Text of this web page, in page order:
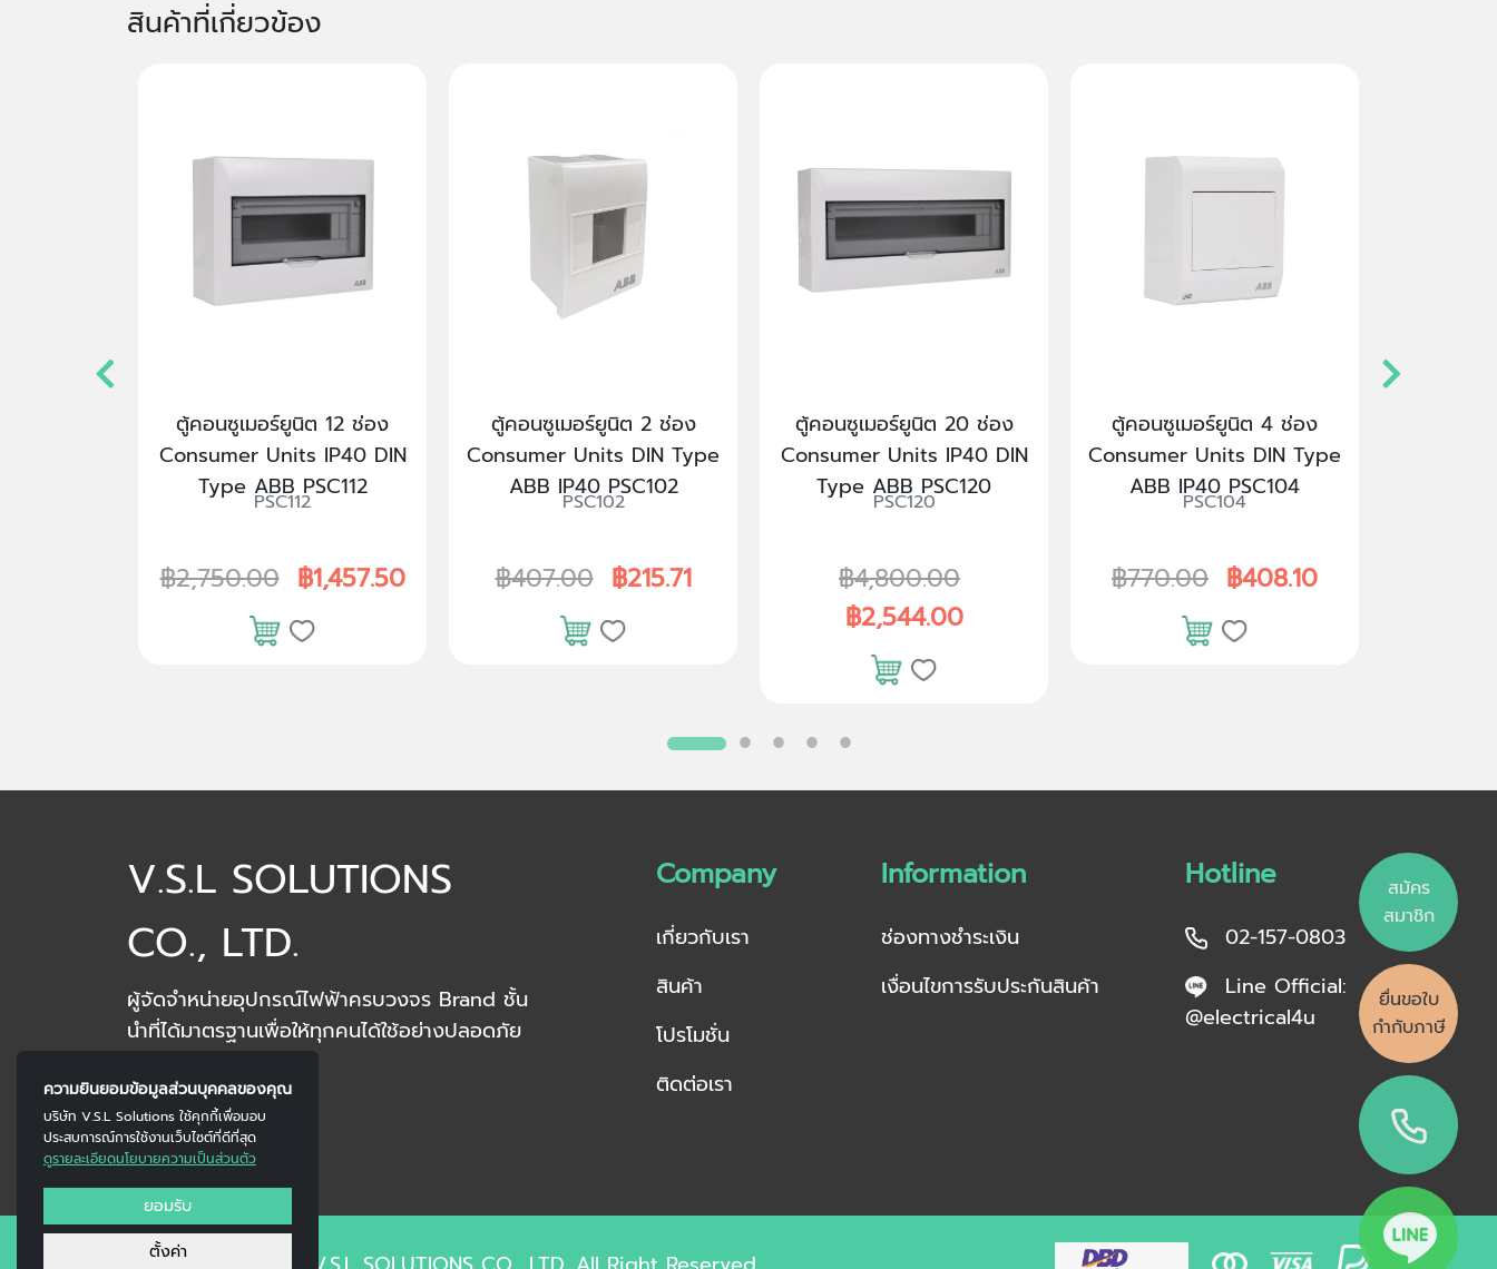
สมัคร
สมาชิก
ยื่นขอใบ
กำกับภาษี
ความยินยอมข้อมูลส่วนบุคคลของคุณ
บริษัท V.S.L Solutions ใช้คุกกี้เพื่อมอบ
ประสบการณ์การใช้งานเว็บไซต์ที่ดีที่สุด
ดูรายละเอียดนโยบายความเป็นส่วนตัว
ยอมรับ
ตั้งค่า
สินค้าที่เกี่ยวข้อง
ตู้คอนซูเมอร์ยูนิต 12 ช่อง
Consumer Units IP40 DIN
Type ABB PSC112
PSC112
฿2,750.00 ฿1,457.50
ตู้คอนซูเมอร์ยูนิต 2 ช่อง
Consumer Units DIN Type
ABB IP40 PSC102
PSC102
฿407.00 ฿215.71
ตู้คอนซูเมอร์ยูนิต 20 ช่อง
Consumer Units IP40 DIN
Type ABB PSC120
PSC120
฿4,800.00
฿2,544.00
ตู้คอนซูเมอร์ยูนิต 4 ช่อง
Consumer Units DIN Type
ABB IP40 PSC104
PSC104
฿770.00 ฿408.10
V.S.L SOLUTIONS
CO., LTD.
ผู้จัดจำหน่ายอุปกรณ์ไฟฟ้าครบวงจร Brand ชั้น
นำที่ได้มาตรฐานเพื่อให้ทุกคนได้ใช้อย่างปลอดภัย
Company
เกี่ยวกับเรา
สินค้า
โปรโมชั่น
ติดต่อเรา
Information
ช่องทางชำระเงิน
เงื่อนไขการรับประกันสินค้า
Hotline
02-157-0803
Line Official:
@electrical4u